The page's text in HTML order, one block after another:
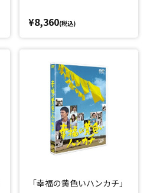
¥8,360(税込)
「幸福の黄色いハンカチ」